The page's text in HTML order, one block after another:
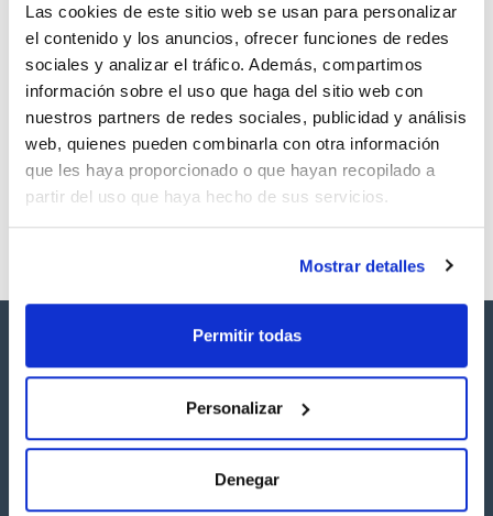
Las cookies de este sitio web se usan para personalizar
el contenido y los anuncios, ofrecer funciones de redes
sociales y analizar el tráfico. Además, compartimos
información sobre el uso que haga del sitio web con
nuestros partners de redes sociales, publicidad y análisis
web, quienes pueden combinarla con otra información
que les haya proporcionado o que hayan recopilado a
partir del uso que haya hecho de sus servicios.
Mostrar detalles
Permitir todas
Personalizar
Denegar
Regístrate para
descargas
Los productos marcados con esta imagen son
productos marca Scharlau habitualmente en stock,
listos para una entrega inmediata.
Síguenos: